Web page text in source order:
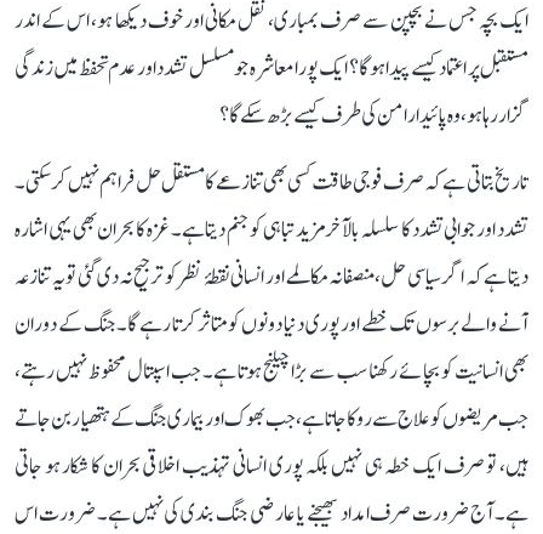
ایک بچہ جس نے بچپن سے صرف بمباری، نقل مکانی اور خوف دیکھا ہو، اس کے اندر
مستقبل پر اعتماد کیسے پیدا ہوگا؟ ایک پورا معاشرہ جو مسلسل تشدد اور عدم تحفظ میں زندگی
گزار رہا ہو، وہ پائیدار امن کی طرف کیسے بڑھ سکے گا؟
تاریخ بتاتی ہے کہ صرف فوجی طاقت کسی بھی تنازعے کا مستقل حل فراہم نہیں کر سکتی۔
تشدد اور جوابی تشدد کا سلسلہ بالآخر مزید تباہی کو جنم دیتا ہے۔ غزہ کا بحران بھی یہی اشارہ
دیتا ہے کہ اگر سیاسی حل، منصفانہ مکالمے اور انسانی نقطۂ نظر کو ترجیح نہ دی گئی تو یہ تنازعہ
آنے والے برسوں تک خطے اور پوری دنیا دونوں کو متاثر کرتا رہے گا۔ جنگ کے دوران
بھی انسانیت کو بچائے رکھنا سب سے بڑا چیلنج ہوتا ہے۔ جب اسپتال محفوظ نہیں رہتے،
جب مریضوں کو علاج سے روکا جاتا ہے، جب بھوک اور بیماری جنگ کے ہتھیار بن جاتے
ہیں، تو صرف ایک خطہ ہی نہیں بلکہ پوری انسانی تہذیب اخلاقی بحران کا شکار ہو جاتی
ہے۔ آج ضرورت صرف امداد بھیجنے یا عارضی جنگ بندی کی نہیں ہے۔ ضرورت اس